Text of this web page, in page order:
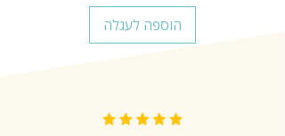
הוספה לעגלה